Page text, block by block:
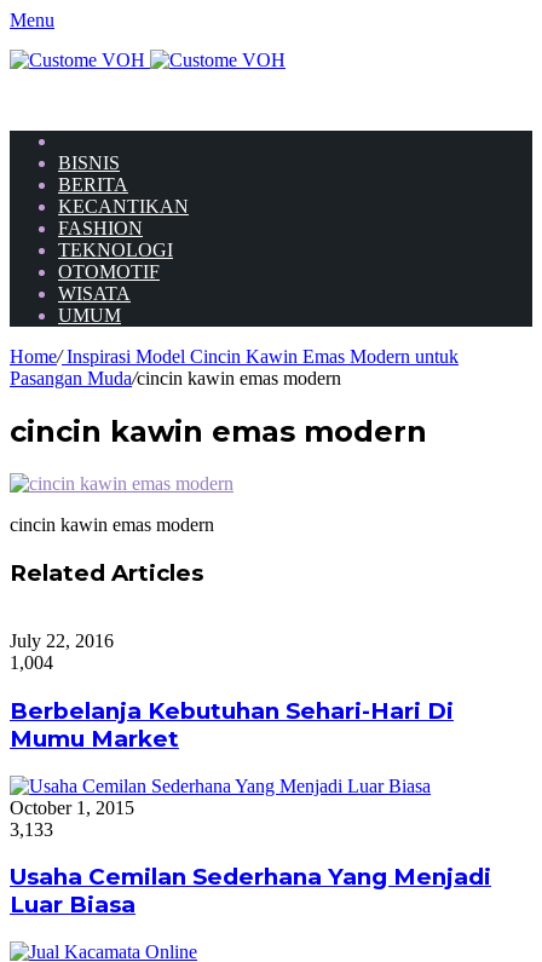
Menu
BISNIS
BERITA
KECANTIKAN
FASHION
TEKNOLOGI
OTOMOTIF
WISATA
UMUM
Home/Inspirasi Model Cincin Kawin Emas Modern untuk
Pasangan Muda/cincin kawin emas modern
cincin kawin emas modern
cincin kawin emas modern
Related Articles
July 22, 2016
1,004
Berbelanja Kebutuhan Sehari-Hari Di
Mumu Market
October 1, 2015
3,133
Usaha Cemilan Sederhana Yang Menjadi
Luar Biasa